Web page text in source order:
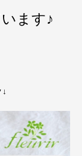
ます♪